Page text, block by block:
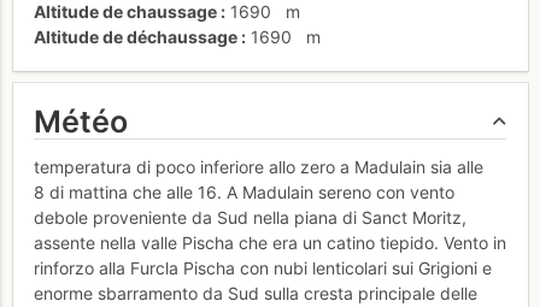
Altitude de chaussage
1690
m
Altitude de déchaussage
1690 m
Météo
temperatura di poco inferiore allo zero a Madulain sia alle
8 di mattina che alle 16. A Madulain sereno con vento
debole proveniente da Sud nella piana di Sanct Moritz,
assente nella valle Pischa che era un catino tiepido. Vento in
rinforzo alla Furcla Pischa con nubi lenticolari sui Grigioni e
enorme sbarramento da Sud sulla cresta principale delle